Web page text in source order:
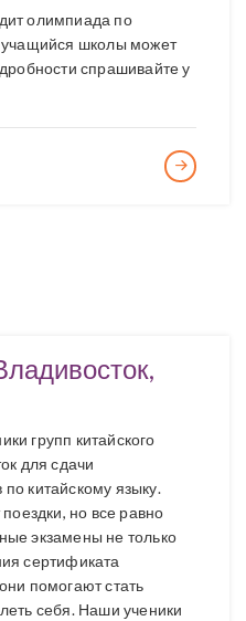
олимпиада по
школы может
спрашивайте у
групп китайского
для сдачи
китайскому языку.
но все равно
экзамены не только
сертификата
помогают стать
себя. Наши ученики